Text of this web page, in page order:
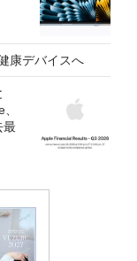
康デバイスへ
最